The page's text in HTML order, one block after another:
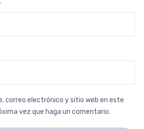
correo electrónico y sitio web en este
vez que haga un comentario.